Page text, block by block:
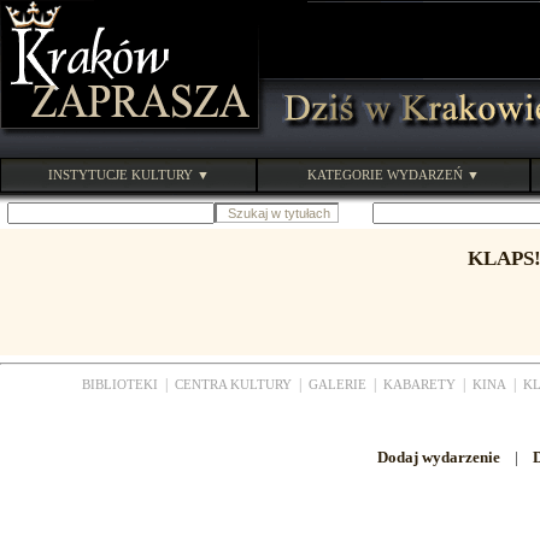
INSTYTUCJE KULTURY ▼ KATEGORIE WYDARZEŃ ▼
BIBLIOTEKI CENTRA KULTURY GALERIE KABARETY KINA
Dodaj wydarzenie |